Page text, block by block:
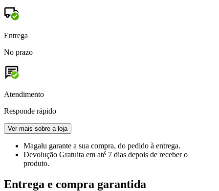
Entrega
No prazo
Atendimento
Responde rápido
Ver mais sobre a loja
Magalu garante a sua compra, do pedido à entrega.
Devolução Gratuita em até 7 dias depois de receber o
produto.
Entrega e compra garantida